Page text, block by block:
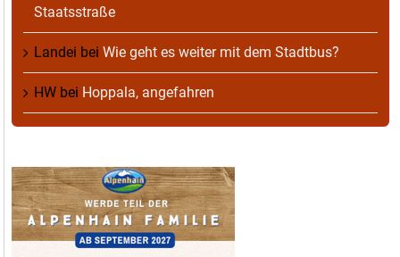
Staatsstraße
Landei bei Wie geht es weiter mit dem Stadtbus?
HW bei Hoppala, angefahren